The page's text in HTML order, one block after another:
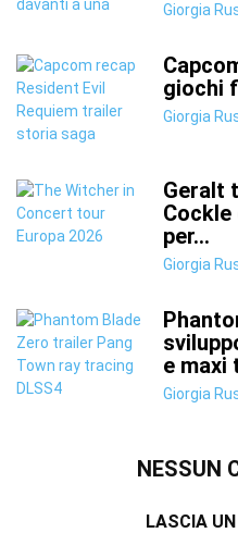
Giorgia
giochi
Giorgia
Geralt
per...
Giorgia
e maxi
Giorgia
NESSUN
LASCIA